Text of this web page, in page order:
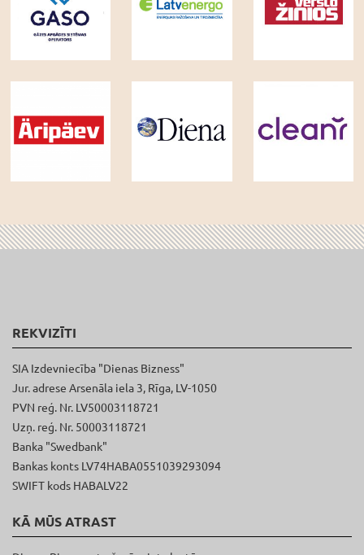
REKVIZĪTI
SIA Izdevniecība "Dienas Bizness"
Jur. adrese Arsenāla iela 3, Rīga, LV-1050
PVN reģ. Nr. LV50003118721
Uzņ. reģ. Nr. 50003118721
Banka "Swedbank"
Bankas konts LV74HABA0551039293094
SWIFT kods HABALV22
KĀ MŪS ATRAST